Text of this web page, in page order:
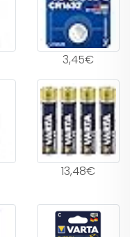
3,45€
13,48€